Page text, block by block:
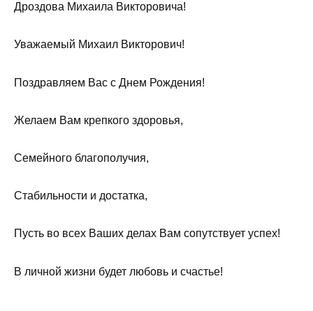
Дроздова Михаила Викторовича!
Уважаемый Михаил Викторович!
Поздравляем Вас с Днем Рождения!
Желаем Вам крепкого здоровья,
Семейного благополучия,
Стабильности и достатка,
Пусть во всех Ваших делах Вам сопутствует успех!
В личной жизни будет любовь и счастье!